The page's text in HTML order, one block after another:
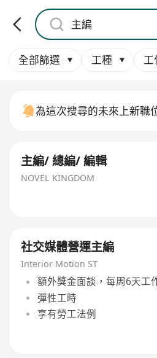
全部篩選 工種 工
為這次搜尋的未來上新職
主編/ 總編/ 編輯
NOVEL KINGDOM
社交媒體營運主編
Interior Motion ST
額外獎金面談，每周6天工
彈性工時
享有勞工法例